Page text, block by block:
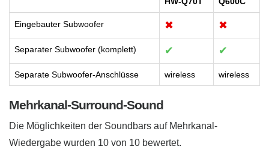
Eingebauter Subwoofer ✖ ✖
Separater Subwoofer (komplett) ✔ ✔
Separate Subwoofer-Anschlüsse wireless wireless
Mehrkanal-Surround-Sound
Die Möglichkeiten der Soundbars auf Mehrkanal-
Wiedergabe ​wurden 10 von 10 bewertet.